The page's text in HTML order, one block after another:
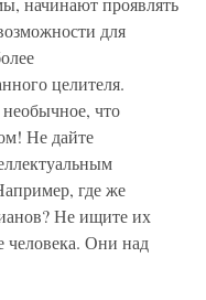
для
целителя.
что
Не дайте
где же
Не ищите их
человека. Они над